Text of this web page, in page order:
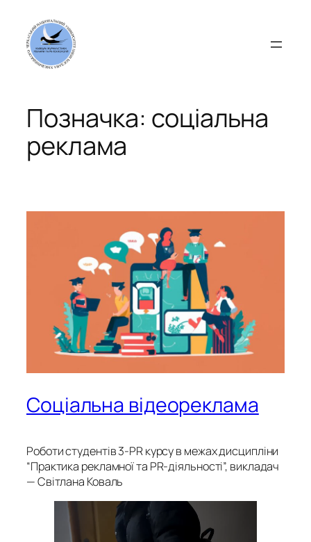
вмісту
Позначка: соціальна
реклама
Соціальна відеореклама
Роботи студентів 3-PR курсу в межах дисципліни
“Практика рекламної та PR-діяльності”, викладач
— Світлана Коваль